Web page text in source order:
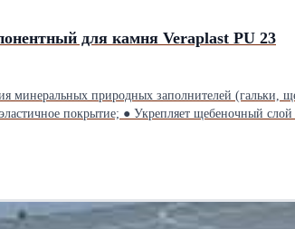
для камня Veraplast PU 23
крошки) при устройстве водопроницаемых (дренирующих) покрытий типа «каменный ковер».